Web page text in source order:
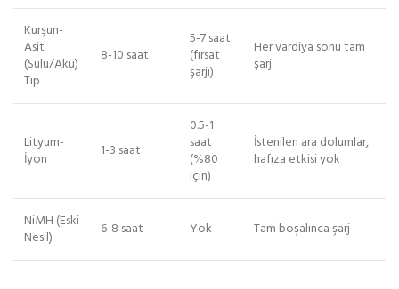
Kurşun-
Asit
(Sulu/Akü)
Tip
8-10 saat
5-7 saat
(fırsat
şarjı)
Her vardiya sonu tam
şarj
Lityum-
İyon
1-3 saat
0.5-1
saat
(%80
için)
İstenilen ara dolumlar,
hafıza etkisi yok
NiMH (Eski
Nesil)
6-8 saat Yok Tam boşalınca şarj